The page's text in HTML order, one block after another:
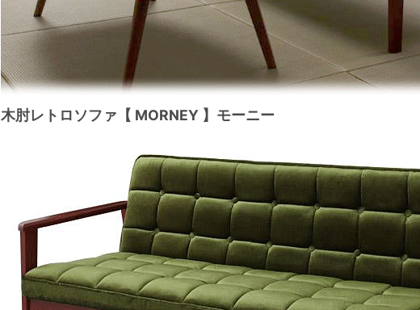
木肘レトロソファ【 MORNEY 】モーニー